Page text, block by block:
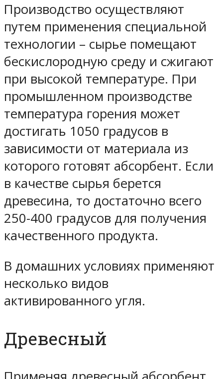
Производство осуществляют
путем применения специальной
технологии – сырье помещают
бескислородную среду и сжигают
при высокой температуре. При
промышленном производстве
температура горения может
достигать 1050 градусов в
зависимости от материала из
которого готовят абсорбент. Если
в качестве сырья берется
древесина, то достаточно всего
250-400 градусов для получения
качественного продукта.
В домашних условиях применяют
несколько видов
активированного угля.
Древесный